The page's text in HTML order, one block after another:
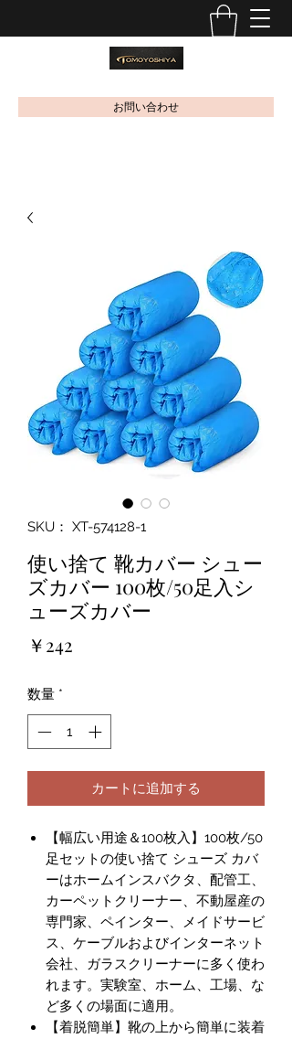
お問い合わせ
SKU： XT-574128-1
使い捨て 靴カバー シュー
ズカバー 100枚/50足入シ
ューズカバー
￥242
数量 *
カートに追加する
【幅広い用途＆100枚入】100枚/50
足セットの使い捨て シューズ カバ
ーはホームインスバクタ、配管工、
カーペットクリーナー、不動屋産の
専門家、ペインター、メイドサービ
ス、ケーブルおよびインターネット
会社、ガラスクリーナーに多く使わ
れます。実験室、ホーム、工場、な
ど多くの場面に適用。
【着脱簡単】靴の上から簡単に装着